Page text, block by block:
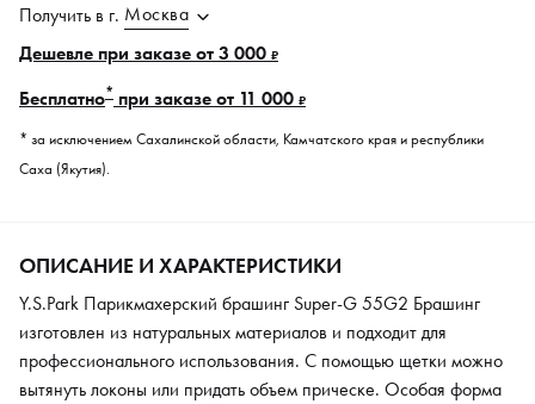
Получить в г. Москва
Дешевле при заказе от 3 000 ₽
Бесплатно* при заказе от 11 000 ₽
* за исключением Сахалинской области, Камчатского края и республики
Саха (Якутия).
ОПИСАНИЕ И ХАРАКТЕРИСТИКИ
Y.S.Park Парикмахерский брашинг Super-G 55G2 Брашинг
изготовлен из натуральных материалов и подходит для
профессионального использования. С помощью щетки можно
вытянуть локоны или придать объем прическе. Особая форма